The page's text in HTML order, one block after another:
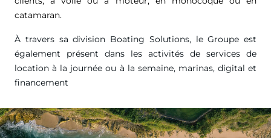
catamaran.
À travers sa division Boating Solutions, le Groupe est
également présent dans les activités de services de
location à la journée ou à la semaine, marinas, digital et
financement